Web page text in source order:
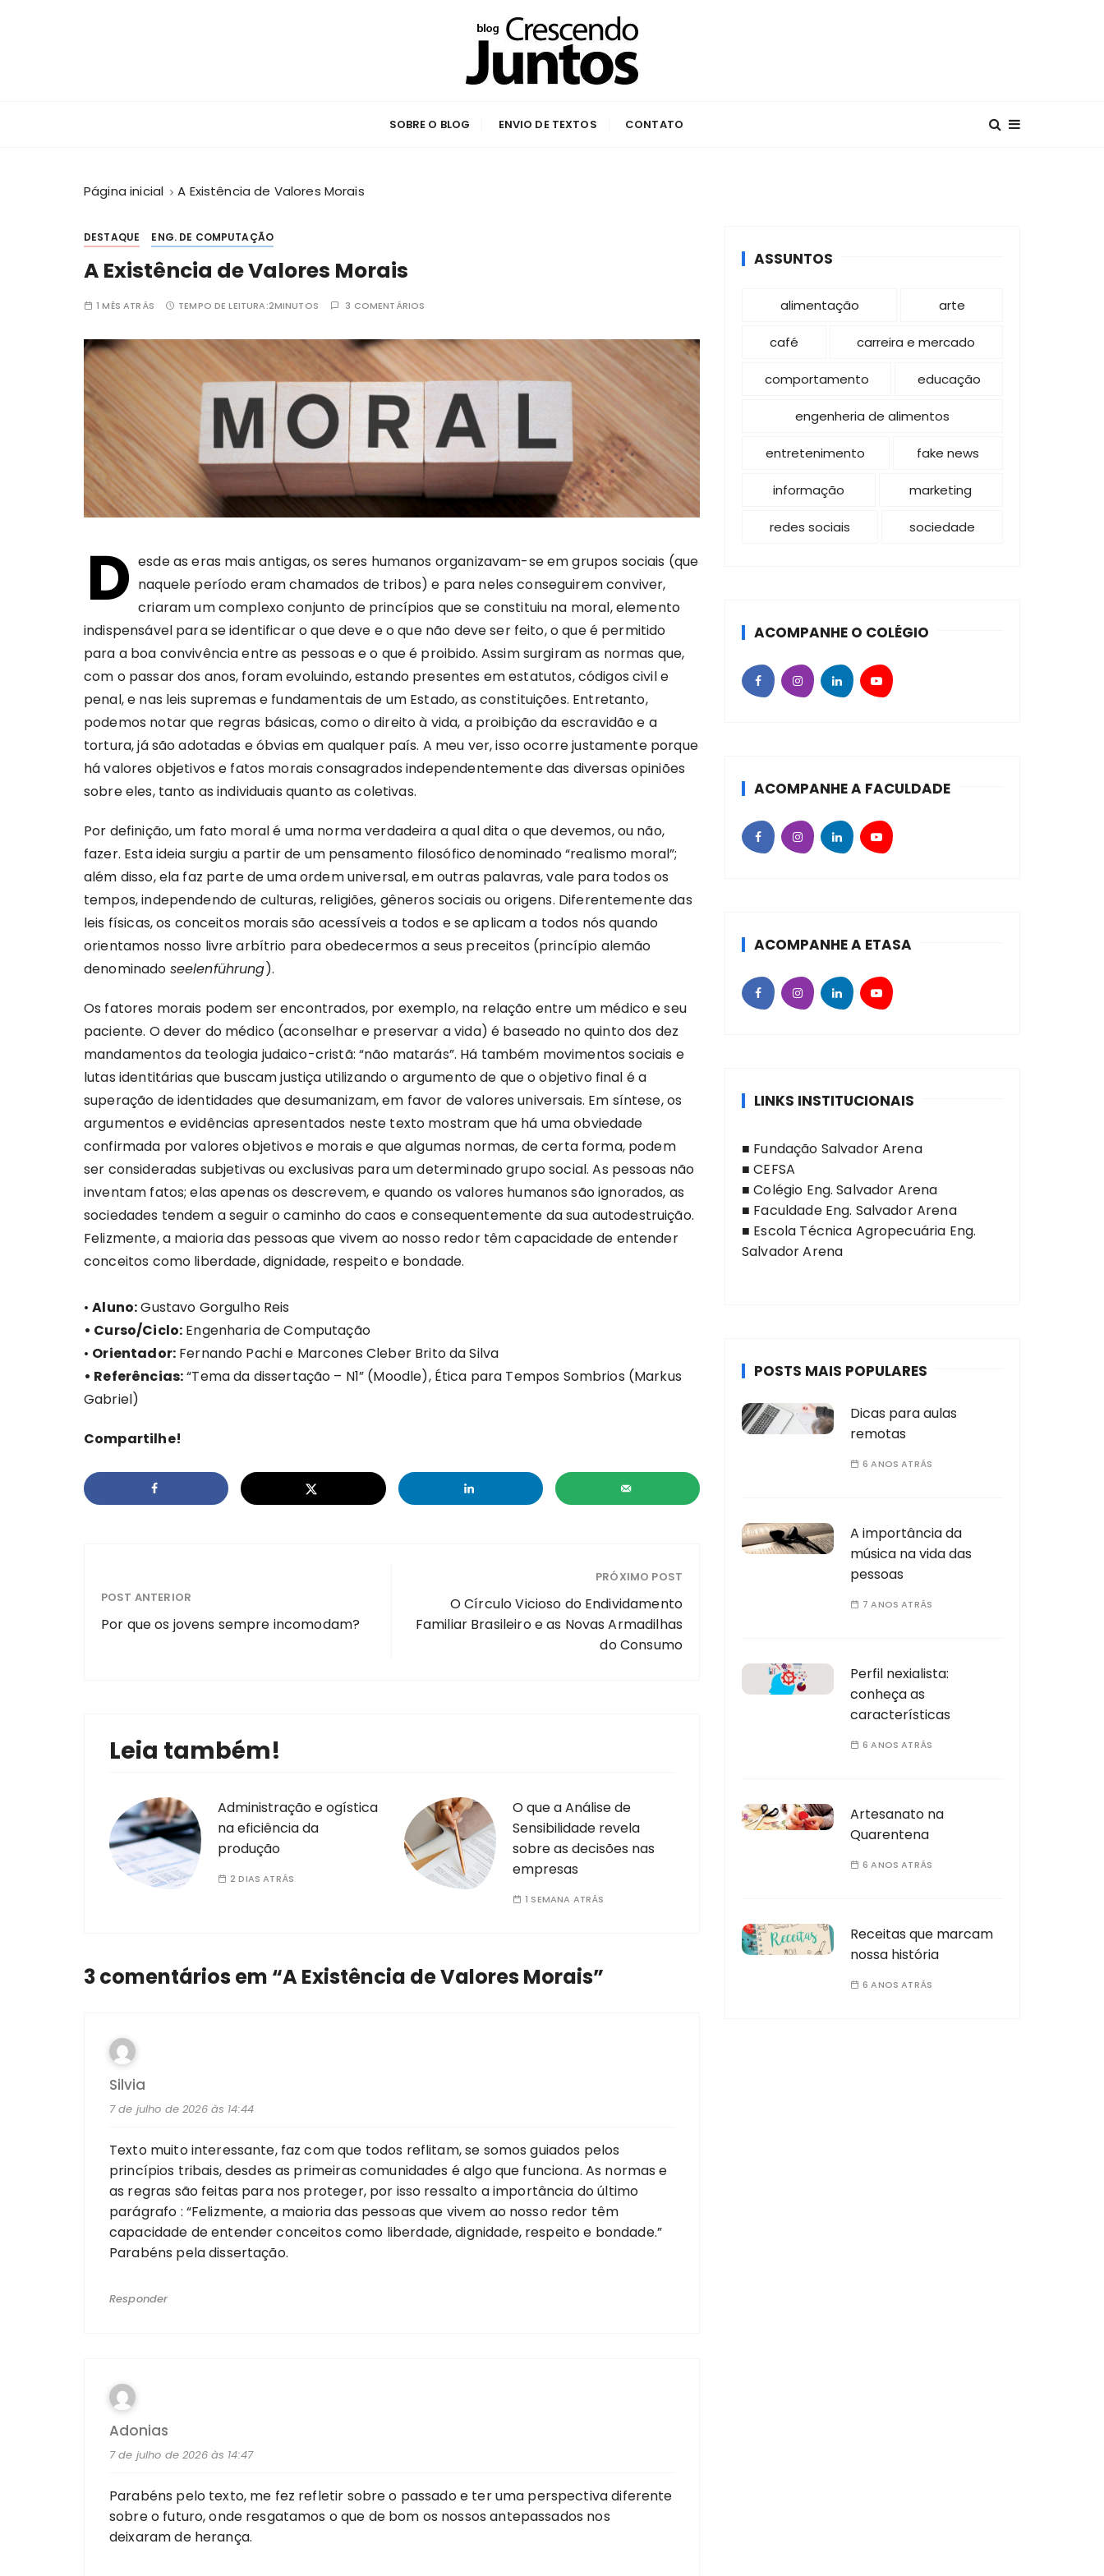
Crescendo Juntos
SOBRE O BLOG ENVIO DE TEXTOS CONTATO
Página inicial A Existência de Valores Morais
DESTAQUE ENG. DE COMPUTAÇÃO
A Existência de Valores Morais
1 MÊS ATRÁS TEMPO DE LEITURA:2MINUTOS 3 COMENTÁRIOS
D esde as eras mais antigas, os seres humanos organizavam-se em grupos sociais (que
naquele período eram chamados de tribos) e para neles conseguirem conviver,
criaram um complexo conjunto de princípios que se constituiu na moral, elemento
indispensável para se identificar o que deve e o que não deve ser feito, o que é permitido
para a boa convivência entre as pessoas e o que é proibido. Assim surgiram as normas que,
com o passar dos anos, foram evoluindo, estando presentes em estatutos, códigos civil e
penal, e nas leis supremas e fundamentais de um Estado, as constituições. Entretanto,
podemos notar que regras básicas, como o direito à vida, a proibição da escravidão e a
tortura, já são adotadas e óbvias em qualquer país. A meu ver, isso ocorre justamente porque
há valores objetivos e fatos morais consagrados independentemente das diversas opiniões
sobre eles, tanto as individuais quanto as coletivas.
Por definição, um fato moral é uma norma verdadeira a qual dita o que devemos, ou não,
fazer. Esta ideia surgiu a partir de um pensamento filosófico denominado “realismo moral”;
além disso, ela faz parte de uma ordem universal, em outras palavras, vale para todos os
tempos, independendo de culturas, religiões, gêneros sociais ou origens. Diferentemente das
leis físicas, os conceitos morais são acessíveis a todos e se aplicam a todos nós quando
orientamos nosso livre arbítrio para obedecermos a seus preceitos (princípio alemão
denominado seelenführung).
Os fatores morais podem ser encontrados, por exemplo, na relação entre um médico e seu
paciente. O dever do médico (aconselhar e preservar a vida) é baseado no quinto dos dez
mandamentos da teologia judaico-cristã: “não matarás”. Há também movimentos sociais e
lutas identitárias que buscam justiça utilizando o argumento de que o objetivo final é a
superação de identidades que desumanizam, em favor de valores universais. Em síntese, os
argumentos e evidências apresentados neste texto mostram que há uma obviedade
confirmada por valores objetivos e morais e que algumas normas, de certa forma, podem
ser consideradas subjetivas ou exclusivas para um determinado grupo social. As pessoas não
inventam fatos; elas apenas os descrevem, e quando os valores humanos são ignorados, as
sociedades tendem a seguir o caminho do caos e consequentemente da sua autodestruição.
Felizmente, a maioria das pessoas que vivem ao nosso redor têm capacidade de entender
conceitos como liberdade, dignidade, respeito e bondade.
•Aluno:Gustavo Gorgulho Reis
• Curso/Ciclo: Engenharia de Computação
• Orientador:Fernando Pachi e Marcones Cleber Brito da Silva
• Referências:“Tema da dissertação – N1” (Moodle), Ética para Tempos Sombrios (Markus
Gabriel)
Compartilhe!
POST ANTERIOR
Por que os jovens sempre incomodam?
PRÓXIMO POST
O Círculo Vicioso do Endividamento
Familiar Brasileiro e as Novas Armadilhas
do Consumo
Leia também!
Administração e ogística
na eficiência da
produção
2 DIAS ATRÁS
O que a Análise de
Sensibilidade revela
sobre as decisões nas
empresas
1 SEMANA ATRÁS
3 comentários em “A Existência de Valores Morais”
Silvia
7 de julho de 2026 às 14:44
Texto muito interessante, faz com que todos reflitam, se somos guiados pelos
princípios tribais, desdes as primeiras comunidades é algo que funciona. As normas e
as regras são feitas para nos proteger, por isso ressalto a importância do último
parágrafo : “Felizmente, a maioria das pessoas que vivem ao nosso redor têm
capacidade de entender conceitos como liberdade, dignidade, respeito e bondade.”
Parabéns pela dissertação.
Responder
Adonias
7 de julho de 2026 às 14:47
Parabéns pelo texto, me fez refletir sobre o passado e ter uma perspectiva diferente
sobre o futuro, onde resgatamos o que de bom os nossos antepassados nos
deixaram de herança.
ASSUNTOS
alimentação arte
café carreira e mercado
comportamento educação
engenheria de alimentos
entretenimento fake news
informação marketing
redes sociais sociedade
ACOMPANHE O COLÉGIO
ACOMPANHE A FACULDADE
ACOMPANHE A ETASA
LINKS INSTITUCIONAIS
■ Fundação Salvador Arena
■CEFSA
■Colégio Eng. Salvador Arena
■ Faculdade Eng. Salvador Arena
■ Escola Técnica Agropecuária Eng.
Salvador Arena
POSTS MAIS POPULARES
Dicas para aulas
remotas
6 ANOS ATRÁS
A importância da
música na vida das
pessoas
7 ANOS ATRÁS
Perfil nexialista:
conheça as
características
6 ANOS ATRÁS
Artesanato na
Quarentena
6 ANOS ATRÁS
Receitas que marcam
nossa história
6 ANOS ATRÁS